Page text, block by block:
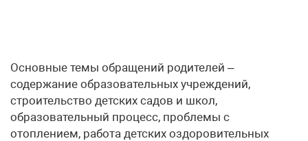
Основные темы обращений родителей –
содержание образовательных учреждений,
строительство детских садов и школ,
образовательный процесс, проблемы с
отоплением, работа детских оздоровительных